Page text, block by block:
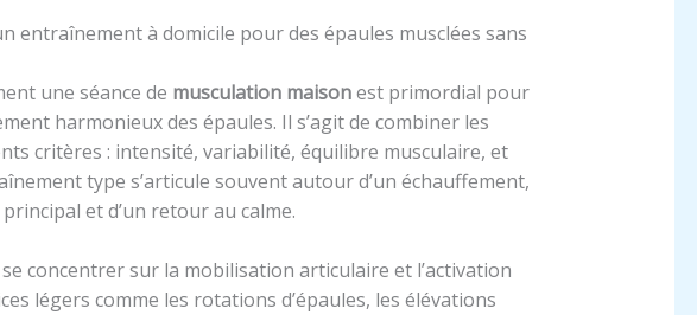
entraînement à domicile pour des épaules musclées sans
une séance de musculation maisonest primordial pour
harmonieux des épaules. Il s’agit de combiner les
critères : intensité, variabilité, équilibre musculaire, et
type s’articule souvent autour d’un échauffement,
et d’un retour au calme.
concentrer sur la mobilisation articulaire et l’activation
légers comme les rotations d’épaules, les élévations